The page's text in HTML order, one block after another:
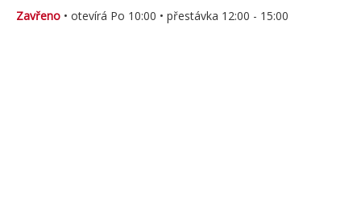
Zavřeno • otevírá Po 10:00 • přestávka 12:00 - 15:00